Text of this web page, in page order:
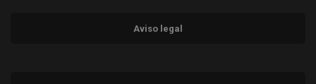
Aviso legal